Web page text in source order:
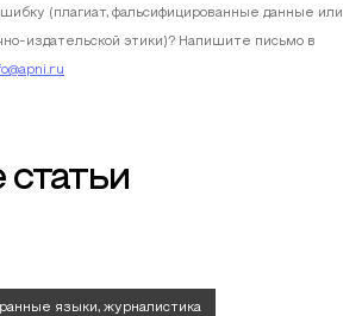
(плагиат, фальсифицированные данные или
издательской этики)? Напишите письмо в
статьи
языки, журналистика